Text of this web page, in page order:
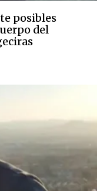
posibles
del